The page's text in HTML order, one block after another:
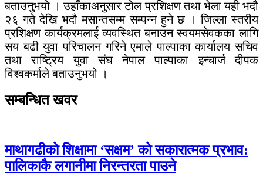
बताउनुभयो । उहाँकाअनुसार टोल प्रशिक्षण तथा भेला यही भदौ
२६ गते देखि भदौ मसान्तसम्म सम्पन्न हुने छ । जिल्ला स्तरीय
प्रशिक्षण कार्यक्रमलाई व्यवस्थित बनाउन स्वयमसेवकका लागि
सय बढी युवा परिचालन गरिने एमाले पाल्पाका कार्यालय सचिव
तथा राष्ट्रिय युवा संघ नेपाल पाल्पाका इन्चार्ज दीपक
विश्वकर्माले बताउनुभयो ।
सम्बन्धित खवर
माथागढीको शिक्षामा ‘सक्षम’ को सकारात्मक प्रभाव:
पालिकाकै लगानीमा निरन्तरता पाउने